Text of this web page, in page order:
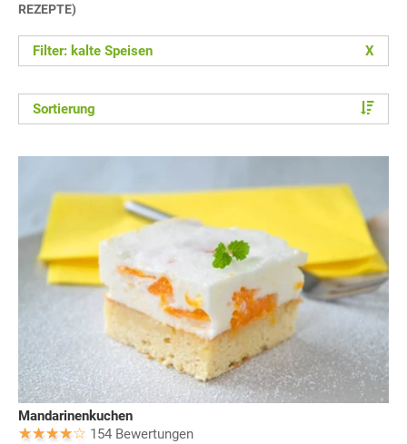
REZEPTE)
Filter: kalte Speisen X
Sortierung
Mandarinenkuchen
154 Bewertungen